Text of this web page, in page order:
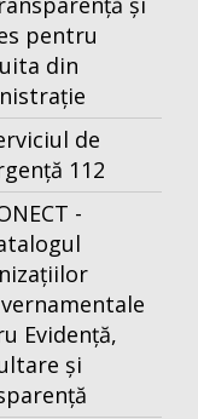
pentru
din
de
112
-
Evidență,
și